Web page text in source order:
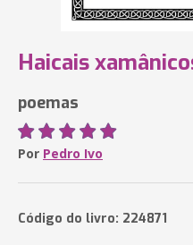
Haicais
poemas
Por Pedro Ivo
Código do livro: 224871